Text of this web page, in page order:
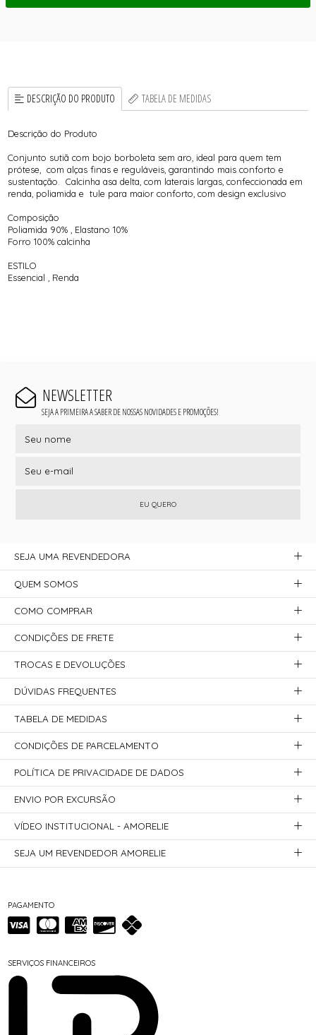
DESCRIÇÃO DO PRODUTO TABELA DE MEDIDAS
Descrição do Produto
Conjunto sutiã com bojo borboleta sem aro, ideal para quem tem
prótese, com alças finas e reguláveis, garantindo mais conforto e
sustentação. Calcinha asa delta, com laterais largas, confeccionada em
renda, poliamida e tule para maior conforto, com design exclusivo
Composição
Poliamida 90% , Elastano 10%
Forro 100% calcinha
ESTILO
Essencial , Renda
NEWSLETTER
SEJA A PRIMEIRA A SABER DE NOSSAS NOVIDADES E PROMOÇÕES!
EU QUERO
PAGAMENTO
SERVIÇOS FINANCEIROS
SEJA UMA REVENDEDORA
QUEM SOMOS
COMO COMPRAR
CONDIÇÕES DE FRETE
TROCAS E DEVOLUÇÕES
DÚVIDAS FREQUENTES
TABELA DE MEDIDAS
CONDIÇÕES DE PARCELAMENTO
POLÍTICA DE PRIVACIDADE DE DADOS
ENVIO POR EXCURSÃO
VÍDEO INSTITUCIONAL - AMORELIE
SEJA UM REVENDEDOR AMORELIE